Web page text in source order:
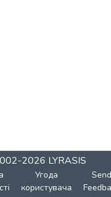
2026 LYRASIS
Угода
користувача
Send